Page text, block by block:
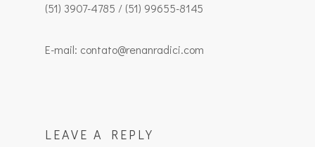
(51) 3907-4785 / (51) 99655-8145
E-mail: contato@renanradici.com
LEAVE A REPLY